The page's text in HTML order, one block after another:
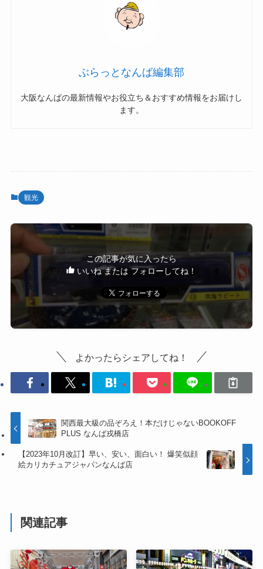
ぶらっとなんば編集部
大阪なんばの最新情報やお役立ち＆おすすめ情報をお届けし
ます。
観光
この記事が気に入ったら
いいね または フォローしてね！
よかったらシェアしてね！
関西最大級の品ぞろえ！本だけじゃないBOOKOFF
PLUS なんば戎橋店
【2023年10月改訂】早い、安い、面白い！ 爆笑似顔
絵カリカチュアジャパンなんば店
関連記事